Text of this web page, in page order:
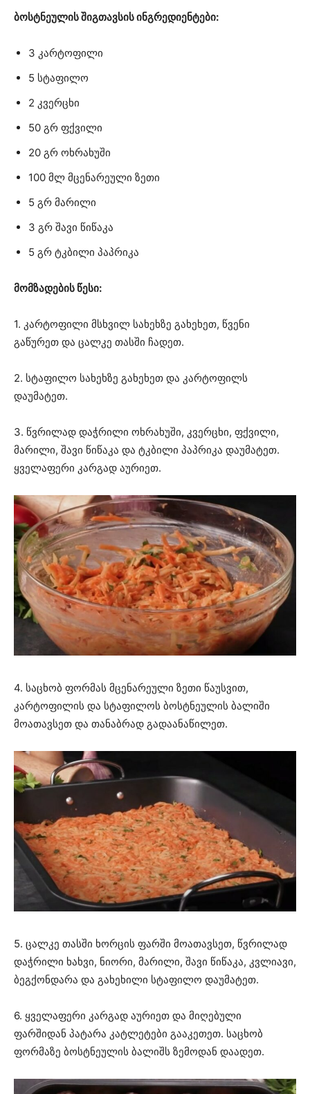
ბოსტნეულის შიგთავსის ინგრედიენტები:
3 კარტოფილი
5 სტაფილო
2 კვერცხი
50 გრ ფქვილი
20 გრ ოხრახუში
100 მლ მცენარეული ზეთი
5 გრ მარილი
3 გრ შავი წიწაკა
5 გრ ტკბილი პაპრიკა
მომზადების წესი:
1. კარტოფილი მსხვილ სახეხზე გახეხეთ, წვენი
გაწურეთ და ცალკე თასში ჩადეთ.
2. სტაფილო სახეხზე გახეხეთ და კარტოფილს
დაუმატეთ.
3. წვრილად დაჭრილი ოხრახუში, კვერცხი, ფქვილი,
მარილი, შავი წიწაკა და ტკბილი პაპრიკა დაუმატეთ.
ყველაფერი კარგად აურიეთ.
4. საცხობ ფორმას მცენარეული ზეთი წაუსვით,
კარტოფილის და სტაფილოს ბოსტნეულის ბალიში
მოათავსეთ და თანაბრად გადაანაწილეთ.
5. ცალკე თასში ხორცის ფარში მოათავსეთ, წვრილად
დაჭრილი ხახვი, ნიორი, მარილი, შავი წიწაკა, კვლიავი,
ბეგქონდარა და გახეხილი სტაფილო დაუმატეთ.
6. ყველაფერი კარგად აურიეთ და მიღებული
ფარშიდან პატარა კატლეტები გააკეთეთ. საცხობ
ფორმაზე ბოსტნეულის ბალიშს ზემოდან დაადეთ.